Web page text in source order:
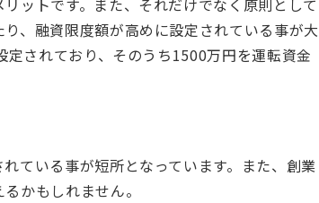
、融資限度額が高めに設定されている事が大
されており、そのうち1500万円を運転資金
ている事が短所となっています。また、創業
かもしれません。